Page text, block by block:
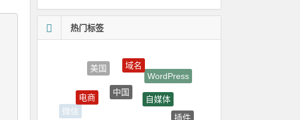
热门标签
域名
WordPress
微信
中国
自媒体
新媒体